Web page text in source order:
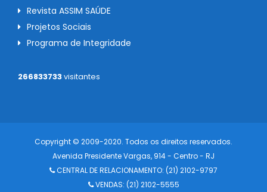
Revista ASSIM SAÚDE
Projetos Sociais
Programa de Integridade
266833733visitantes
Copyright © 2009-2020. Todos os direitos reservados.
Avenida Presidente Vargas, 914 - Centro - RJ
CENTRAL DE RELACIONAMENTO: (21) 2102-9797
VENDAS: (21) 2102-5555